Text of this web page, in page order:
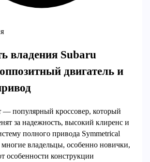
владения Subaru
двигатель и
— популярный кроссовер, который
за надежность, высокий клиренс и
полного привода Symmetrical
владельцы, особенно новички,
особенности конструкции